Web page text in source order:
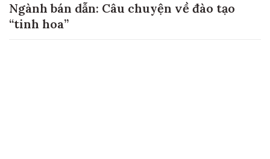
Ngành bán dẫn: Câu chuyện về đào tạo
“tinh hoa”